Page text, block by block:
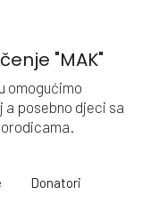
"MAK"
omogućimo
a posebno djeci sa
Donatori